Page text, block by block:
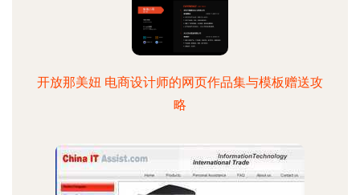
开放那美妞 电商设计师的网页作品集与模板赠送攻
略